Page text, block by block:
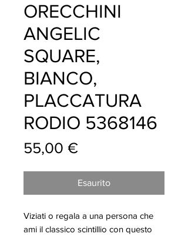
ORECCHINI
ANGELIC
SQUARE,
BIANCO,
PLACCATURA
RODIO 5368146
55,00 €Prezzo
Esaurito
Viziati o regala a una persona che
ami il classico scintillio con questo